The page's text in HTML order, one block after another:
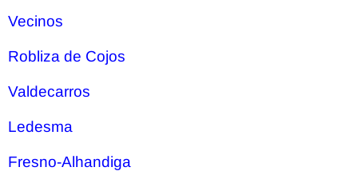
Vecinos
Robliza de Cojos
Valdecarros
Ledesma
Fresno-Alhandiga